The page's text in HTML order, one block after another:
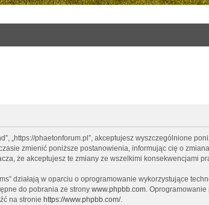
„https://phaetonforum.pl”, akceptujesz wyszczególnione
zmienić poniższe postanowienia, informując cię o
że akceptujesz te zmiany ze wszelkimi konsekwencjami
działają w oparciu o oprogramowanie wykorzystujące
do pobrania ze strony www.phpbb.com. Oprogramowanie
na stronie https://www.phpbb.com/.